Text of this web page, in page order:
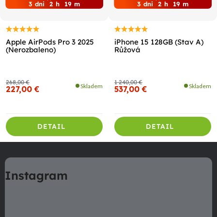
3 dni 2 h 19 m
Apple AirPods Pro 3 2025
(Nerozbaleno)
268,00 €
227,00 € Skladem
DETAIL
3 dni 2 h 19 m
iPhone 15 128GB (Stav A)
Růžová
1 240,00 €
537,00 € Skladem
DETAIL
á
pInstagram